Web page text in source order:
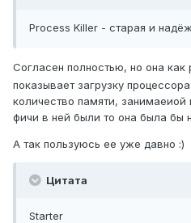
Process Killer - старая и
Согласен полностью, но она как
показывает загрузку
количество памяти,
фичи в ней были то она была бы
А так пользуюсь ее уже давно :)
Цитата
Starter